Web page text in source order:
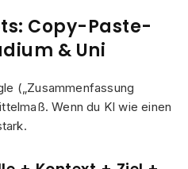
Copy-Paste-
& Uni
(„Zusammenfassung
Wenn du KI wie einen